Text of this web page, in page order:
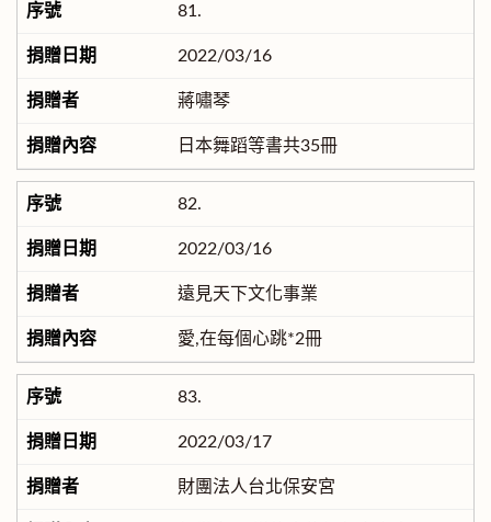
81.
2022/03/16
蔣嘯琴
日本舞蹈等書共35冊
82.
2022/03/16
遠見天下文化事業
愛,在每個心跳*2冊
83.
2022/03/17
財團法人台北保安宮